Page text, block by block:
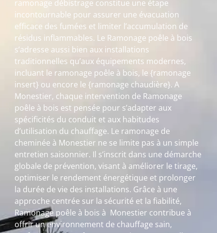
ramonage débistrage constitue une étape
incontournable pour assurer une évacuation
efficace des fumées et limiter l’accumulation de
résidus inflammables. Le Ramonage poêle à bois
s’adresse aussi bien aux installations
traditionnelles qu’aux équipements modernes,
incluant le ramonage poêle à bois, le {ramonage
insert} ou encore le {ramonage chaudière}. A
Monestier, chaque intervention de Ramonage
poêle à bois est pensée pour s’adapter aux
spécificités du conduit et aux habitudes
d’utilisation du chauffage. Le ramonage de
cheminée à Monestier ne se limite pas à un simple
entretien saisonnier. Il s’inscrit dans une démarche
globale de prévention, visant à améliorer le tirage,
optimiser le rendement énergétique et prolonger
la durée de vie des installations. Grâce à une
approche centrée sur la sécurité et la fiabilité,
Ramonage poêle à bois à Monestier contribue à
offrir un environnement de chauffage sain,